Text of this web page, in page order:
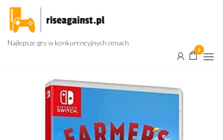
Przejdź
treści
Najlepsze gry w konkurencyjnych cenach
0